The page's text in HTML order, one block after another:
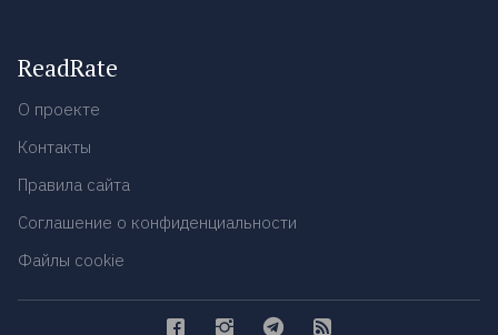
ReadRate
О проекте
Контакты
Правила сайта
Соглашение о конфиденциальности
Файлы cookie